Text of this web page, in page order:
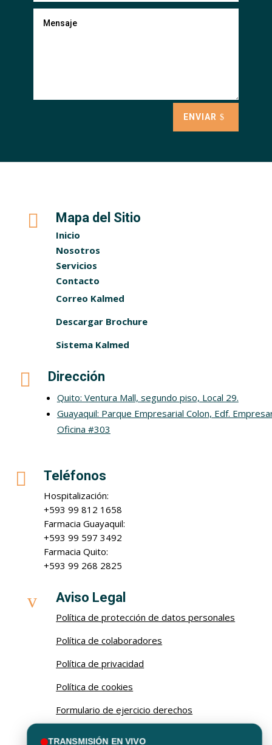
ENVIAR
TRANSMISIÓN EN VIVO
 Mapa del Sitio
Inicio
Nosotros
Servicios
Contacto
Correo Kalmed
Descargar Brochure
Sistema Kalmed
 Dirección
Quito: Ventura Mall, segundo piso, Local 29.
Guayaquil: Parque Empresarial Colon, Edf.
Oficina #303
 Teléfonos
Hospitalización:
+593 99 812 1658
Farmacia Guayaquil:
+593 99 597 3492
Farmacia Quito:
+593 99 268 2825
v Aviso Legal
Política de protección de datos personales
Política de colaboradores
Política de privacidad
Política de cookies
Formulario de ejercicio derechos
Procedimiento de ejercicio de derechos